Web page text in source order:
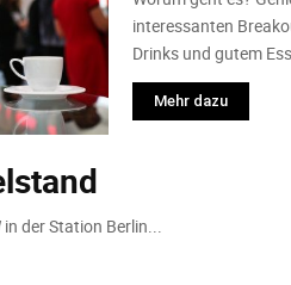
interessanten
Drinks und gutem
Mehr dazu
der Station Berlin...